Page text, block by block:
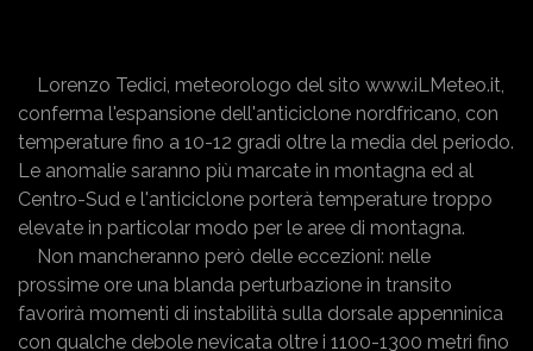
Lorenzo Tedici, meteorologo del sito www.iLMeteo.it,
conferma l'espansione dell'anticiclone nordfricano, con
temperature fino a 10-12 gradi oltre la media del periodo.
Le anomalie saranno più marcate in montagna ed al
Centro-Sud e l'anticiclone porterà temperature troppo
elevate in particolar modo per le aree di montagna.
Non mancheranno però delle eccezioni: nelle
prossime ore una blanda perturbazione in transito
favorirà momenti di instabilità sulla dorsale appenninica
con qualche debole nevicata oltre i 1100-1300 metri fino